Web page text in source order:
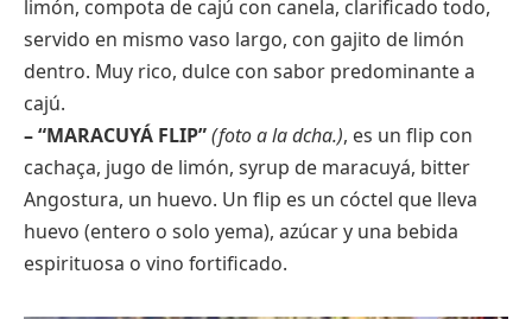
limón, compota de cajú con canela, clarificado todo,
servido en mismo vaso largo, con gajito de limón
dentro. Muy rico, dulce con sabor predominante a
cajú.
– “MARACUYÁ FLIP”(foto a la dcha.), es un flip con
cachaça, jugo de limón, syrup de maracuyá, bitter
Angostura, un huevo. Un flip es un cóctel que lleva
huevo (entero o solo yema), azúcar y una bebida
espirituosa o vino fortificado.